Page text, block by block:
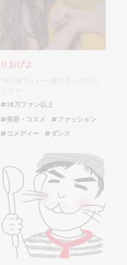
りおぴよ
#10万ファン以上
#美容・コスメ
#ファッション
#コメディー
#ダンス